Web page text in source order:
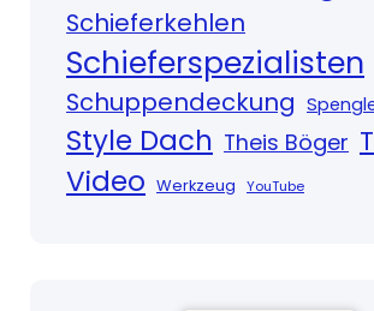
Schieferkehlen
Schieferspezialisten
Schuppendeckung
Style Dach Theis Böger
Video Werkzeug YouTube